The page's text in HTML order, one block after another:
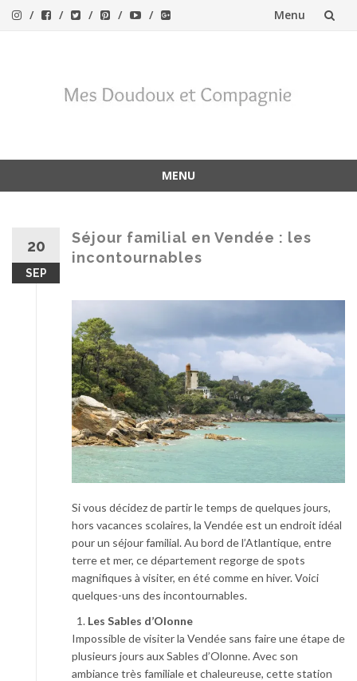
Menu
MENU
20
SEP
Séjour familial en Vendée : les
incontournables
Si vous décidez de partir le temps de quelques jours,
hors vacances scolaires, la Vendée est un endroit idéal
pour un séjour familial. Au bord de l’Atlantique, entre
terre et mer, ce département regorge de spots
magnifiques à visiter, en été comme en hiver. Voici
quelques-uns des incontournables.
Les Sables d’Olonne
Impossible de visiter la Vendée sans faire une étape de
plusieurs jours aux Sables d’Olonne. Avec son
ambiance très familiale et chaleureuse, cette station